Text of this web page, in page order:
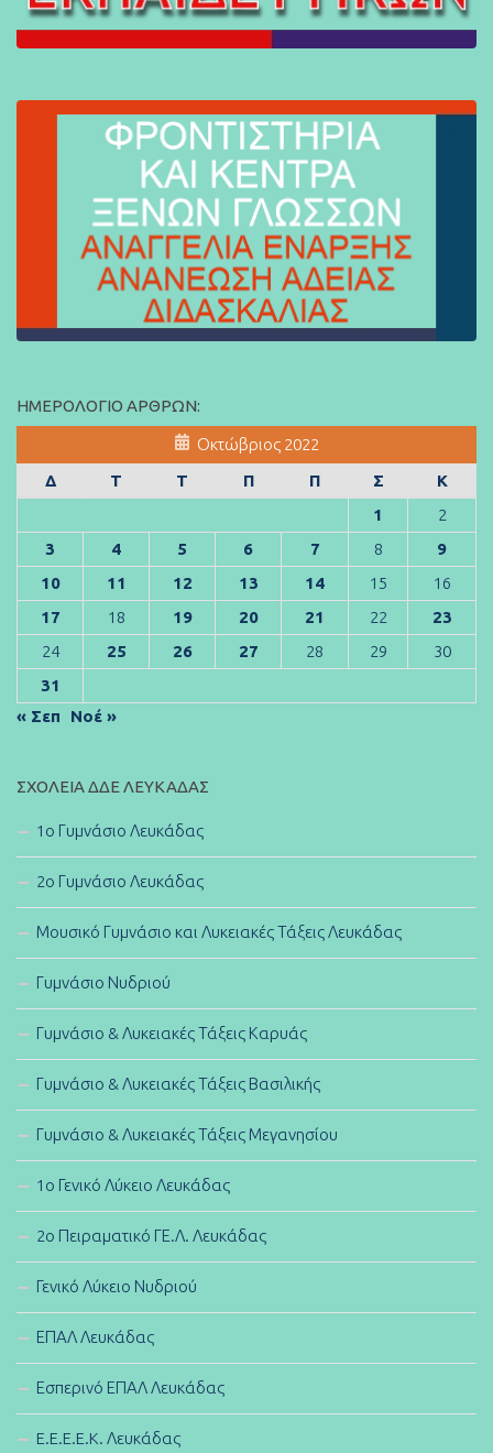
ΗΜΕΡΟΛΌΓΙΟ ΆΡΘΡΩΝ:
Οκτώβριος 2022
Δ
Τ Τ Π Π Σ
Κ
1
2
3
4 5 6 7 8
9
10
11 12 13 14 15
16
17
18 19 20 21 22
23
24
25 26 27 28 29
30
31
« Σεπ
Νοέ »
ΣΧΟΛΕΊΑ ΔΔΕ ΛΕΥΚΆΔΑΣ
1ο Γυμνάσιο Λευκάδας
2ο Γυμνάσιο Λευκάδας
Μουσικό Γυμνάσιο και Λυκειακές Τάξεις Λευκάδας
Γυμνάσιο Νυδριού
Γυμνάσιο & Λυκειακές Τάξεις Καρυάς
Γυμνάσιο & Λυκειακές Τάξεις Βασιλικής
Γυμνάσιο & Λυκειακές Τάξεις Μεγανησίου
1ο Γενικό Λύκειο Λευκάδας
2ο Πειραματικό ΓΕ.Λ. Λευκάδας
Γενικό Λύκειο Νυδριού
ΕΠΑΛ Λευκάδας
Εσπερινό ΕΠΑΛ Λευκάδας
E.E.E.E.K. Λευκάδας